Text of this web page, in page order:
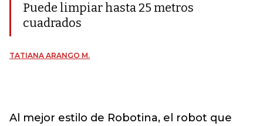
Puede limpiar hasta 25 metros
cuadrados
TATIANA ARANGO M.
Al mejor estilo de Robotina, el robot que